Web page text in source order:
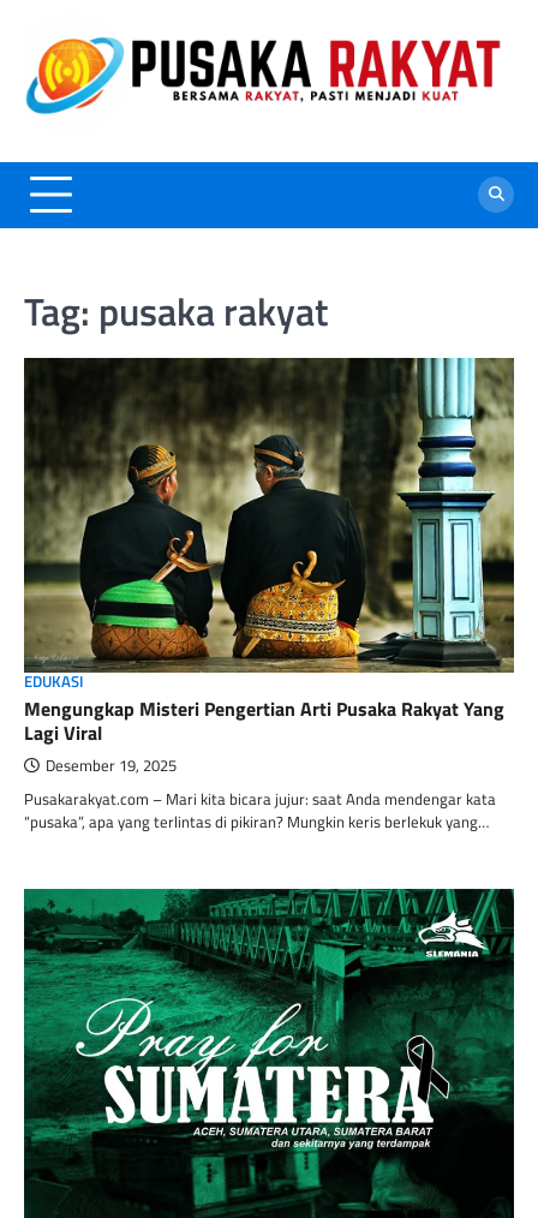
content
Tag: pusaka rakyat
EDUKASI
Mengungkap Misteri Pengertian Arti Pusaka Rakyat Yang
Lagi Viral
Desember 19, 2025
Pusakarakyat.com – Mari kita bicara jujur: saat Anda mendengar kata
“pusaka”, apa yang terlintas di pikiran? Mungkin keris berlekuk yang…